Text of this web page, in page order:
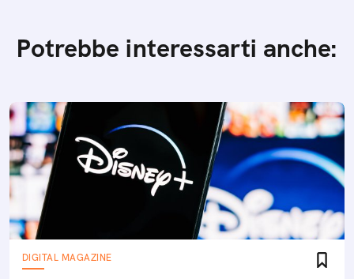
Potrebbe interessarti anche:
DIGITAL MAGAZINE